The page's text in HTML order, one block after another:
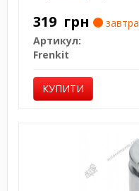
319 грн
завтра
Артикул:
Frenkit
КУПИТИ